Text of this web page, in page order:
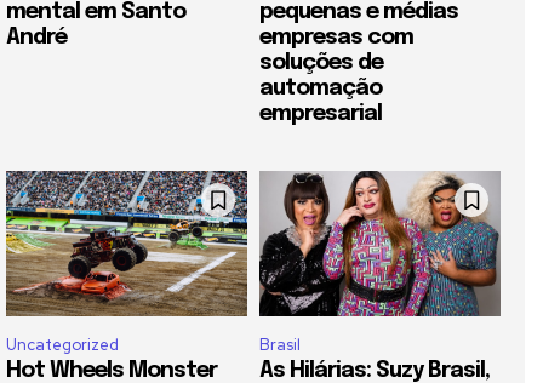
mental em Santo
André
pequenas e médias
empresas com
soluções de
automação
empresarial
Uncategorized
Hot Wheels Monster
Brasil
As Hilárias: Suzy Brasil,